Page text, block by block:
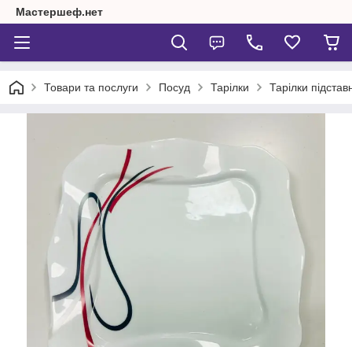
Мастершеф.нет
Товари та послуги Посуд Тарілки Тарілки